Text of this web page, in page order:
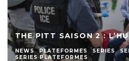
THE PITT SAISON 2 :
NEWS PLATEFORMES SERIES
SERIES PLATEFORMES